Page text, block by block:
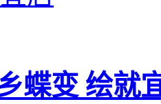
蝶变 绘就